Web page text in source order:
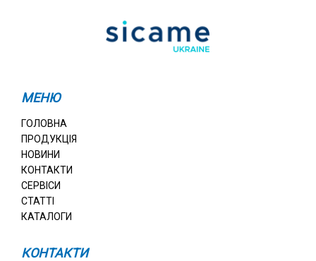
МЕНЮ
ГОЛОВНА
ПРОДУКЦІЯ
НОВИНИ
КОНТАКТИ
СЕРВІСИ
СТАТТІ
КАТАЛОГИ
КОНТАКТИ